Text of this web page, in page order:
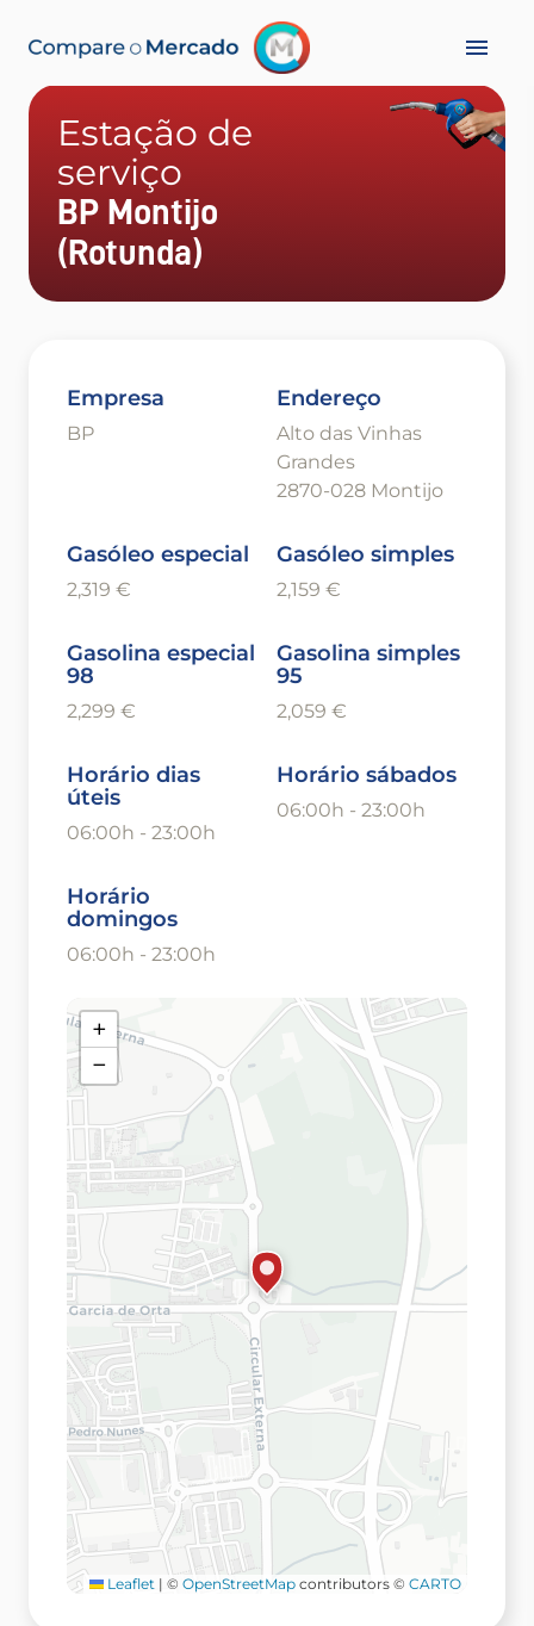
Estação de
serviço
BP Montijo
(Rotunda)
Empresa
BP
Endereço
Alto das Vinhas
Grandes
2870-028 Montijo
Gasóleo especial
2,319 €
Gasóleo simples
2,159 €
Gasolina especial
98
2,299 €
Gasolina simples
95
2,059 €
Horário dias
úteis
06:00h - 23:00h
Horário sábados
06:00h - 23:00h
Horário
domingos
06:00h - 23:00h
+
−
Leaflet | © OpenStreetMap contributors © CARTO